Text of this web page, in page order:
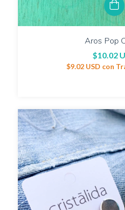
Aros Pop
$10.02
$9.02 USD con